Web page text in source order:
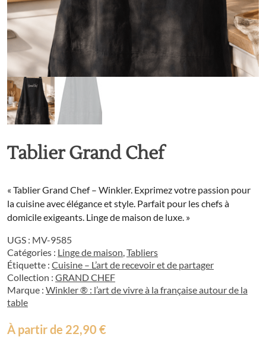
Tablier Grand Chef
« Tablier Grand Chef – Winkler. Exprimez votre passion pour
la cuisine avec élégance et style. Parfait pour les chefs à
domicile exigeants. Linge de maison de luxe. »
UGS : MV-9585
Catégories : Linge de maison,Tabliers
Étiquette : Cuisine – L’art de recevoir et de partager
Collection : GRAND CHEF
Marque : Winkler ® : l’art de vivre à la française autour de la
table
À partir de 22,90 €